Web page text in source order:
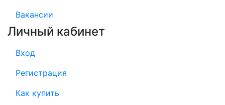
Вакансии
Личный кабинет
Вход
Регистрация
Как купить